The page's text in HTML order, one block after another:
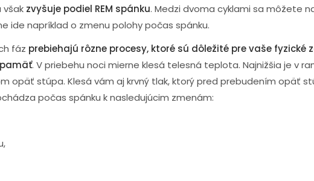
však zvyšuje podiel REM spánku. Medzi dvoma cyklami sa môžete
ide napríklad o zmenu polohy počas spánku.
fáz prebiehajú rôzne procesy, ktoré sú dôležité pre vaše fyzické
. V priebehu noci mierne klesá telesná teplota. Najnižšia je v
opäť stúpa. Klesá vám aj krvný tlak, ktorý pred prebudením opäť
počas spánku k nasledujúcim zmenám: